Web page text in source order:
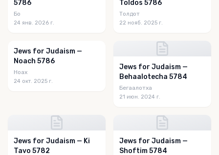
5786
Бо
24 янв. 2026 г.
Toldos 5786
Толдот
22 нояб. 2025 г.
Jews for Judaism —
Noach 5786
Ноах
24 окт. 2025 г.
Jews for Judaism —
Behaalotecha 5784
Бегаалотха
21 июн. 2024 г.
Jews for Judaism — Ki
Tavo 5782
Jews for Judaism —
Shoftim 5784